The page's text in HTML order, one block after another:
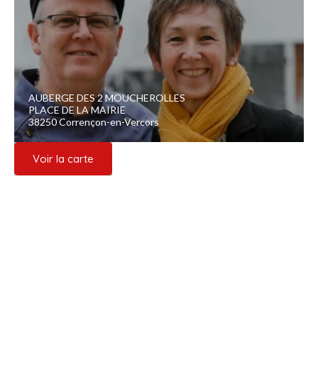
AUBERGE DES 2 MOUCHEROLLES
PLACE DE LA MAIRIE
38250 Corrençon-en-Vercors
Voir la carte